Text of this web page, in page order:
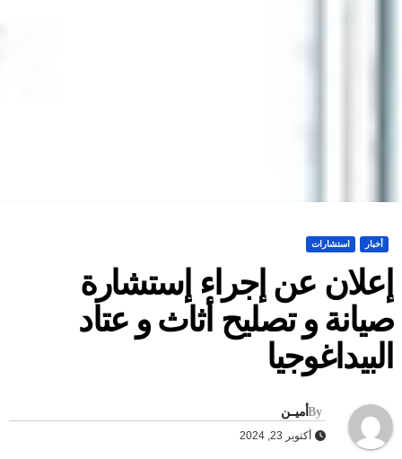
أخبار استشارات
عن إجراء إستشارة
و تصليح أثاث و عتاد
Byأميــن
أكتوبر 23, 2024